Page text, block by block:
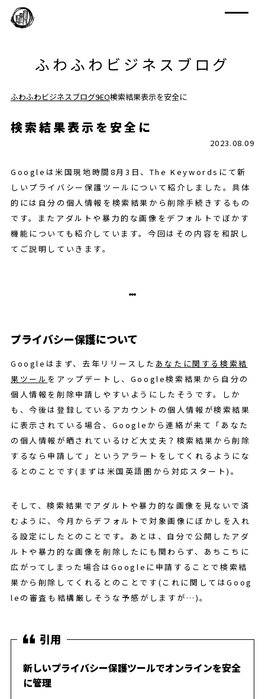
ふわふわビジネスブログ
ふわふわビジネスブログSEO検索結果表示を安全に
検索結果表示を安全に
2023.08.09
Googleは米国現地時間8月3日、The Keywordsにて新
しいプライバシー保護ツールについて紹介しました。具体
的には自分の個人情報を検索結果から削除手続きするもの
です。またアダルトや暴力的な画像をデフォルトでぼかす
機能についても紹介しています。今回はその内容を和訳し
てご説明していきます。
プライバシー保護について
Googleはまず、去年リリースした あなたに関する検索結
果ツール をアップデートし、Google検索結果から自分の
個人情報を削除申請しやすいようにしたそうです。しか
も、今後は登録しているアカウントの個人情報が検索結果
に表示されている場合、Googleから連絡が来て「あなた
の個人情報が晒されているけど大丈夫？検索結果から削除
するなら申請して」というアラートをしてくれるようにな
るとのことです(まずは米国英語圏から対応スタート)。
そして、検索結果でアダルトや暴力的な画像を見ないで済
むように、今月からデフォルトで対象画像にぼかしを入れ
る設定にしたとのことです。あとは、自分で公開したアダ
ルトや暴力的な画像を削除したにも関わらず、あちこちに
広がってしまった場合はGoogleに申請することで検索結
果から削除してくれるとのことです(これに関してはGoog
leの審査も結構厳しそうな予感がしますが…)。
新しいプライバシー保護ツールでオンラインを安全
に管理